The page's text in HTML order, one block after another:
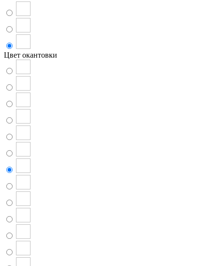
Цвет окантовки